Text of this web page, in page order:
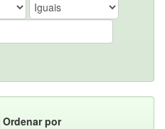
Ordenar por